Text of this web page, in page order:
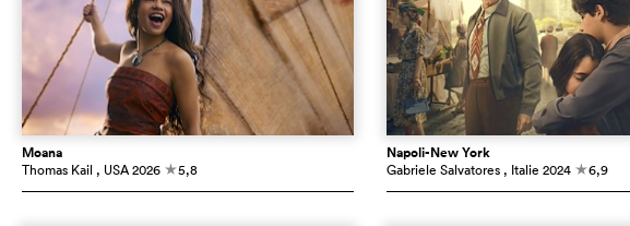
Moana
Thomas Kail , USA2026 c5,8
Napoli-New York
Gabriele Salvatores , Italie 2024 c6,9